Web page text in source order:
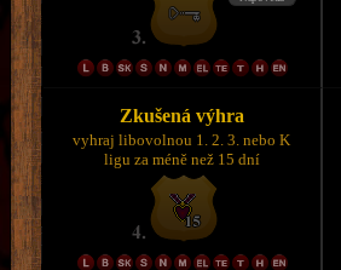
Zkušená výhra
vyhraj libovolnou 1. 2. 3. nebo K
ligu za méně než 15 dní